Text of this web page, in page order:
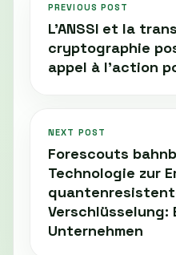
PREVIOUS POST
L'ANSSI et la
cryptographie
appel à l'action
NEXT POST
Forescouts
Technologie zur
Verschlüsselung:
Unternehmen